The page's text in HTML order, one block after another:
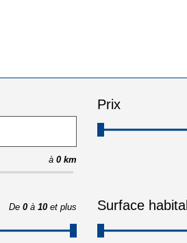
à 0 km
Prix
De 0 à 10 et plus Surface